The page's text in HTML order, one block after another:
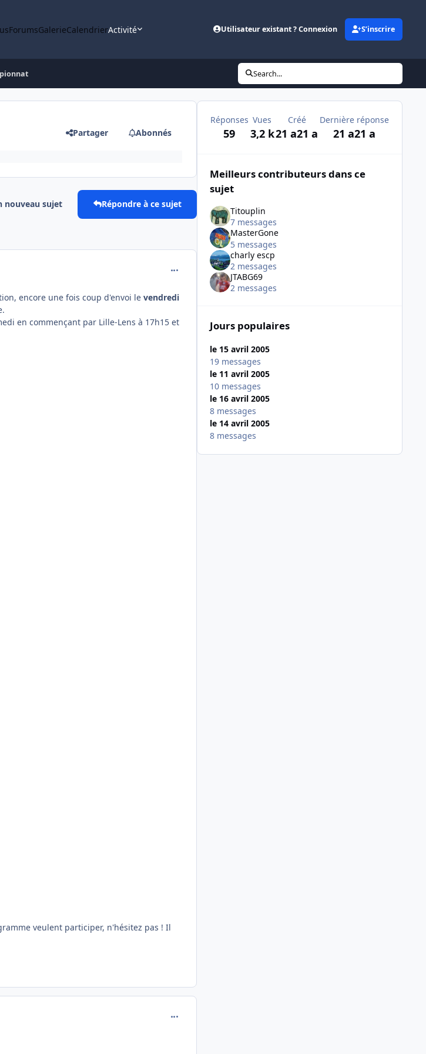
ForumsGalerieCalendrierActivité Utilisateur existant ? Connexion S’inscrire
Search...
Partager Abonnés
nouveau sujet Répondre à ce sujet
comment_70786
encore une fois coup d'envoi le vendredi
en commençant par Lille-Lens à 17h15 et
veulent participer, n'hésitez pas ! Il
comment_70811
Réponses
59
Vues
3,2 k
Créé
21 a21 a
Dernière réponse
21 a21 a
Meilleurs contributeurs dans ce
sujet
Titouplin
7 messages
MasterGone
5 messages
charly escp
2 messages
JTABG69
2 messages
Jours populaires
le 15 avril 2005
19 messages
le 11 avril 2005
10 messages
le 16 avril 2005
8 messages
le 14 avril 2005
8 messages